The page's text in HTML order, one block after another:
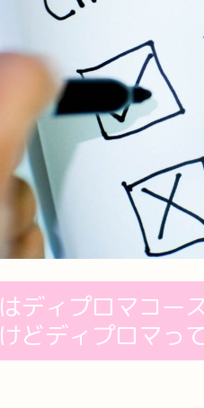
ディプロマコー
どディプロマっ